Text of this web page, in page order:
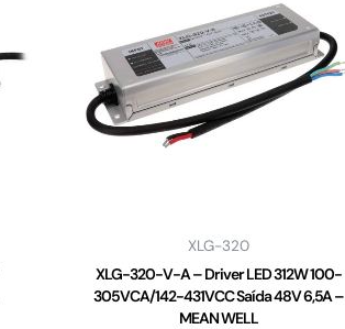
XLG-320
XLG-320-V-A – Driver LED 312W 100-
305VCA/142-431VCC Saída 48V 6,5A –
MEAN WELL